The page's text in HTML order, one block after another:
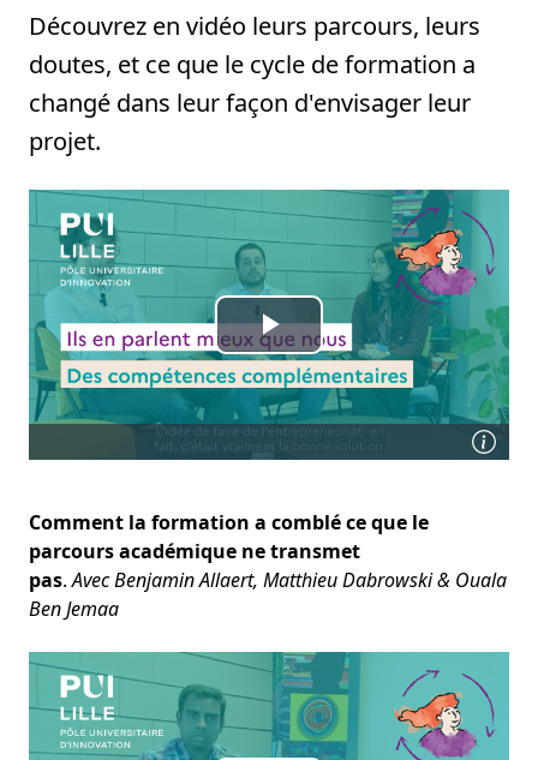
Découvrez en vidéo leurs parcours, leurs
doutes, et ce que le cycle de formation a
changé dans leur façon d'envisager leur
projet.
Comment la formation a comblé ce que le
parcours académique ne transmet
pas.Avec Benjamin Allaert, Matthieu Dabrowski & Ouala
Ben Jemaa